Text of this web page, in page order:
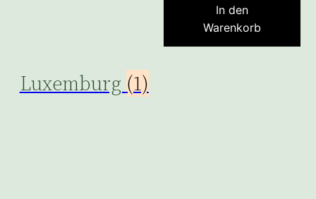
Luxemburg (1)
In den
Warenkorb